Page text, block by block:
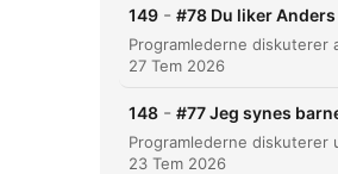
149 - #78 Du liker
27 Tem 2026
148 - #77 Jeg synes
23 Tem 2026